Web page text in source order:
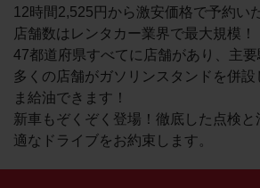
12時間2,525円から激安価格で予約い
店舗数はレンタカー業界で最大規模！
47都道府県すべてに店舗があり、主要
多くの店舗がガソリンスタンドを併設
ま給油できます！
新車もぞくぞく登場！徹底した点検
適なドライブをお約束します。